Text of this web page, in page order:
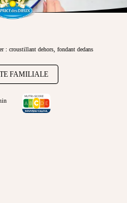
: croustillant dehors, fondant dedans
FAMILIALE